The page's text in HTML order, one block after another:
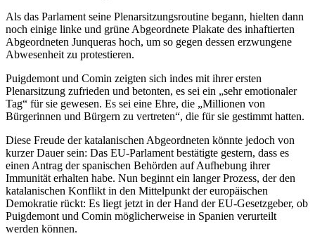
Als das Parlament seine Plenarsitzungsroutine begann, hielten dann
noch einige linke und grüne Abgeordnete Plakate des inhaftierten
Abgeordneten Junqueras hoch, um so gegen dessen erzwungene
Abwesenheit zu protestieren.
Puigdemont und Comin zeigten sich indes mit ihrer ersten
Plenarsitzung zufrieden und betonten, es sei ein „sehr emotionaler
Tag“ für sie gewesen. Es sei eine Ehre, die „Millionen von
Bürgerinnen und Bürgern zu vertreten“, die für sie gestimmt hatten.
Diese Freude der katalanischen Abgeordneten könnte jedoch von
kurzer Dauer sein: Das EU-Parlament bestätigte gestern, dass es
einen Antrag der spanischen Behörden auf Aufhebung ihrer
Immunität erhalten habe. Nun beginnt ein langer Prozess, der den
katalanischen Konflikt in den Mittelpunkt der europäischen
Demokratie rückt: Es liegt jetzt in der Hand der EU-Gesetzgeber, ob
Puigdemont und Comin möglicherweise in Spanien verurteilt
werden können.